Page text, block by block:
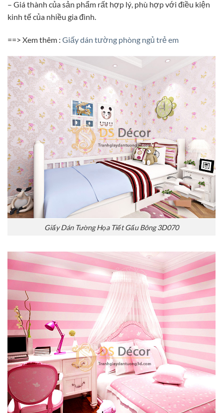
– Giá thành của sản phẩm rất hợp lý, phù hợp với điều kiện
kinh tế của nhiều gia đình.
==> Xem thêm : Giấy dán tường phòng ngủ trẻ em
Giấy Dán Tường Họa Tiết Gấu Bông 3D070